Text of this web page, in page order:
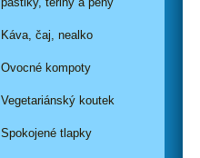
Káva, čaj, nealko
Ovocné kompoty
Vegetariánský koutek
Spokojené tlapky